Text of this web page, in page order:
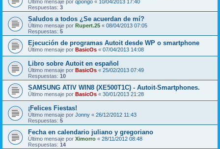
Último mensaje por qpongo « 10/04/2013 17:40
Respuestas: 3
Saludos a todos ¿Se acuerdan de mí?
Último mensaje por Rupert.25 « 08/04/2013 07:05
Respuestas: 5
Ejecución de programas Autoit desde WP o smartphone
Último mensaje por BasicOs « 07/04/2013 14:08
Libro sobre Autoit en español
Último mensaje por BasicOs « 25/02/2013 07:49
Respuestas: 10
SAMSUNG ATIV WIN8 (XE500T1C) - Autoit-Smartphones.
Último mensaje por BasicOs « 30/01/2013 21:28
¡Felices Fiestas!
Último mensaje por Jonny « 26/12/2012 11:43
Respuestas: 5
Fecha en calendario juliano y gregoriano
Último mensaje por Ximorro « 28/11/2012 08:48
Respuestas: 14